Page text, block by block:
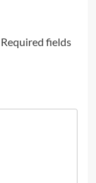
Required fields